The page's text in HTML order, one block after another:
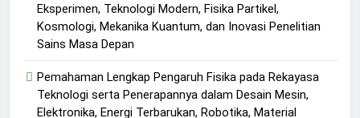
Eksperimen, Teknologi Modern, Fisika Partikel,
Kosmologi, Mekanika Kuantum, dan Inovasi Penelitian
Sains Masa Depan
Pemahaman Lengkap Pengaruh Fisika pada Rekayasa
Teknologi serta Penerapannya dalam Desain Mesin,
Elektronika, Energi Terbarukan, Robotika, Material